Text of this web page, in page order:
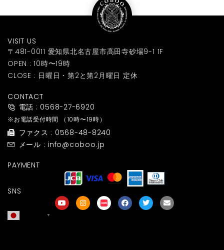
VISIT US
〒481-0011 愛知県北名古屋市高田寺砂場9-1 1F
OPEN : 10時〜19時
CLOSE : 日曜日・第2と第2月曜日 定休
CONTACT
電話 : 0568-27-6920
※お電話受付時間 （10時〜19時）
ファクス : 0568-48-8240
メール : info@coboo.jp
PAYMENT
SNS
▼